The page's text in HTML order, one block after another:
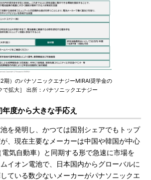
期）のパナソニックエナジーMIRAI奨学金の
で拡大］ 出所：パナソニックエナジー
度から大きな手応え
を発明し、かつては国別シェアでもトップ
、現在主要なメーカーは中国や韓国が中心
電気自動車）と同期する形で急速に市場を
イオン電池で、日本国内からグローバルに
ている数少ないメーカーがパナソニックエ